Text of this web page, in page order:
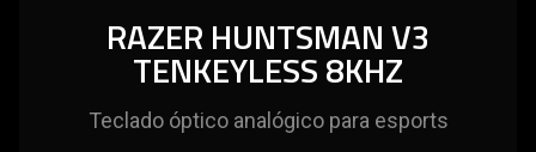
RAZER HUNTSMAN V3
TENKEYLESS 8KHZ
Teclado óptico analógico para esports